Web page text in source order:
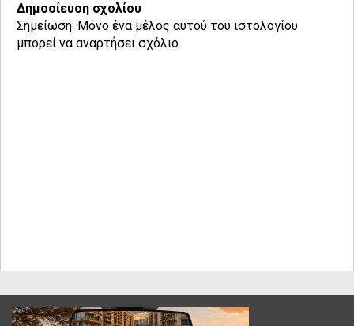
Δημοσίευση σχολίου
Σημείωση: Μόνο ένα μέλος αυτού του ιστολογίου
μπορεί να αναρτήσει σχόλιο.